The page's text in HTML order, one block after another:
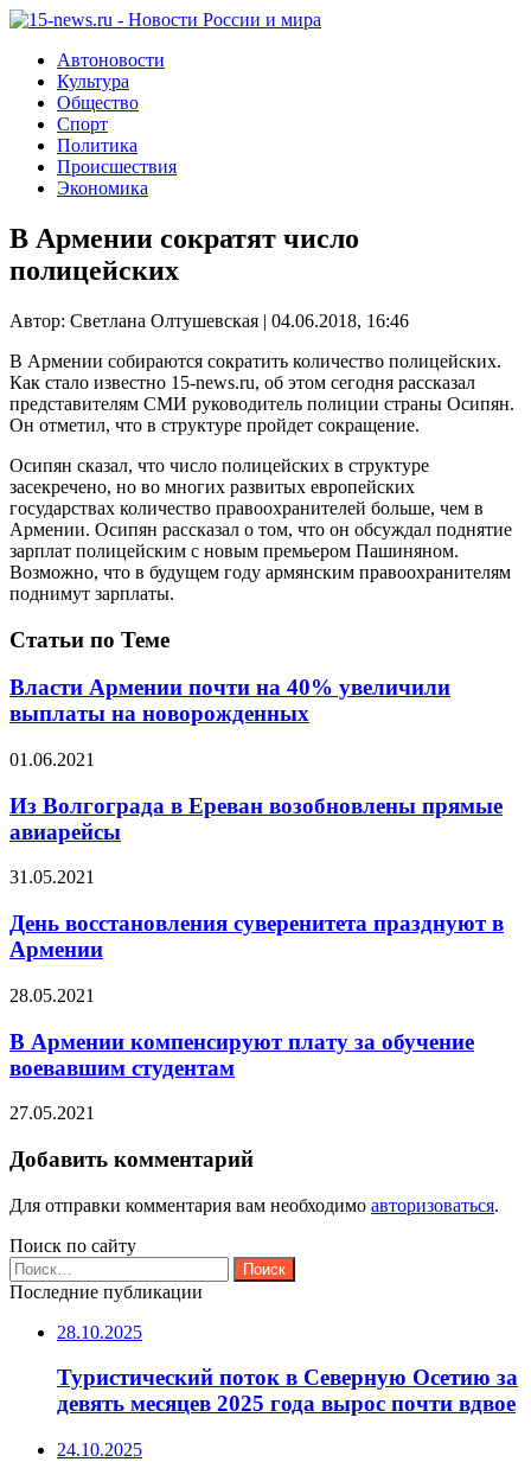
Автоновости
Культура
Общество
Спорт
Политика
Происшествия
Экономика
В Армении сократят число
полицейских
Автор: Светлана Олтушевская | 04.06.2018, 16:46
В Армении собираются сократить количество полицейских.
Как стало известно 15-news.ru, об этом сегодня рассказал
представителям СМИ руководитель полиции страны Осипян.
Он отметил, что в структуре пройдет сокращение.
Осипян сказал, что число полицейских в структуре
засекречено, но во многих развитых европейских
государствах количество правоохранителей больше, чем в
Армении. Осипян рассказал о том, что он обсуждал поднятие
зарплат полицейским с новым премьером Пашиняном.
Возможно, что в будущем году армянским правоохранителям
поднимут зарплаты.
Статьи по Теме
Власти Армении почти на 40% увеличили
выплаты на новорожденных
01.06.2021
Из Волгограда в Ереван возобновлены прямые
авиарейсы
31.05.2021
День восстановления суверенитета празднуют в
Армении
28.05.2021
В Армении компенсируют плату за обучение
воевавшим студентам
27.05.2021
Добавить комментарий
Для отправки комментария вам необходимо авторизоваться.
Поиск по сайту
Найти:
Последние публикации
28.10.2025
Туристический поток в Северную Осетию за
девять месяцев 2025 года вырос почти вдвое
24.10.2025